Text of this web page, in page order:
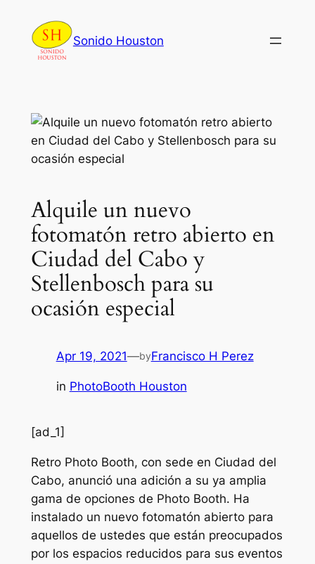
content
Sonido Houston
Alquile un nuevo
fotomatón retro abierto en
Ciudad del Cabo y
Stellenbosch para su
ocasión especial
Apr 19, 2021—byFrancisco H Perez
in PhotoBooth Houston
[ad_1]
Retro Photo Booth, con sede en Ciudad del
Cabo, anunció una adición a su ya amplia
gama de opciones de Photo Booth. Ha
instalado un nuevo fotomatón abierto para
aquellos de ustedes que están preocupados
por los espacios reducidos para sus eventos